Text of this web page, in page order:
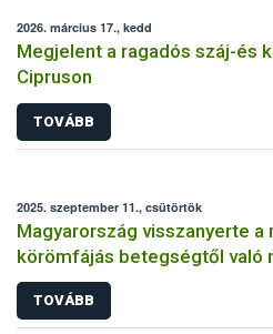
2026. március 17., kedd
Megjelent a ragadós száj-és
Cipruson
TOVÁBB
2025. szeptember 11., csütörtök
Magyarország visszanyerte a
körömfájás betegségtől való
TOVÁBB